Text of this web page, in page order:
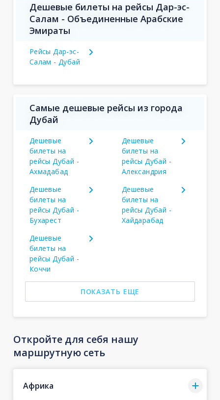
Дешевые билеты на рейсы Дар-эс-
Салам - Объединенные Арабские
Эмираты
Рейсы Дар-эс-
Салам - Дубай
Самые дешевые рейсы из города
Дубай
Дешевые
билеты на
рейсы Дубай -
Ахмадабад
Дешевые
билеты на
рейсы Дубай -
Александрия
Дешевые
билеты на
рейсы Дубай -
Бухарест
Дешевые
билеты на
рейсы Дубай -
Хайдарабад
Дешевые
билеты на
рейсы Дубай -
Коччи
ПОКАЗАТЬ ЕЩЕ
Откройте для себя нашу
маршрутную сеть
Африка